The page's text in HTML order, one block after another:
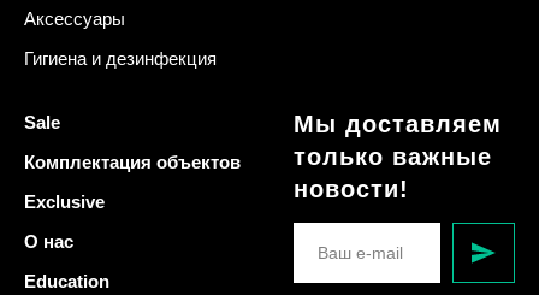
Аксессуары
Гигиена и дезинфекция
Sale
Комплектация объектов
Exclusive
О нас
Education
Мы доставляем
только важные
новости!